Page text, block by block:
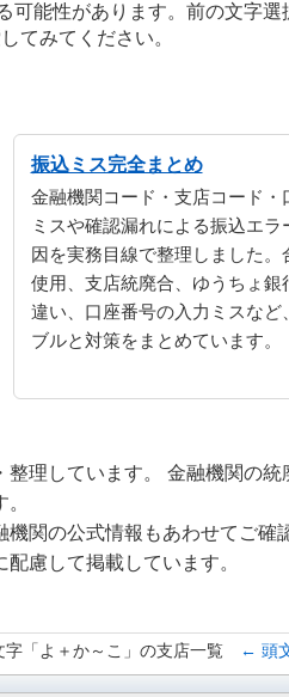
能性があります。前の文字選
てみてください。
振込ミス完全まとめ
金融機関コード・支店コード・
ミスや確認漏れによる振込エラ
因を実務目線で整理しました。
使用、支店統廃合、ゆうちょ銀
違い、口座番号の入力ミスなど
ブルと対策をまとめています。
理しています。 金融機関の統
関の公式情報もあわせてご確
慮して掲載しています。
字「よ＋か～こ」の支店一覧 ← 頭